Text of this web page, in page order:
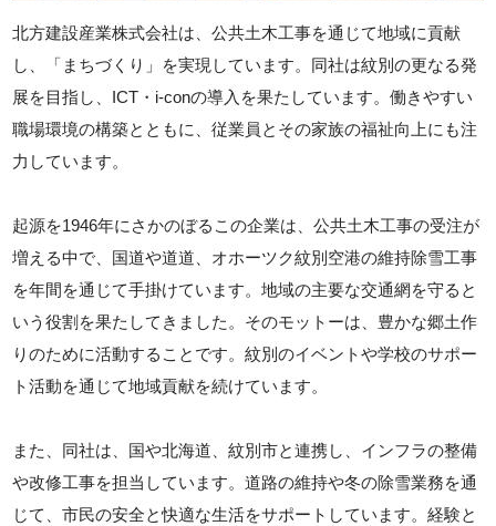
北方建設産業株式会社は、公共土木工事を通じて地域に貢献
し、「まちづくり」を実現しています。同社は紋別の更なる発
展を目指し、ICT・i-conの導入を果たしています。働きやすい
職場環境の構築とともに、従業員とその家族の福祉向上にも注
力しています。
起源を1946年にさかのぼるこの企業は、公共土木工事の受注が
増える中で、国道や道道、オホーツク紋別空港の維持除雪工事
を年間を通じて手掛けています。地域の主要な交通網を守ると
いう役割を果たしてきました。そのモットーは、豊かな郷土作
りのために活動することです。紋別のイベントや学校のサポー
ト活動を通じて地域貢献を続けています。
また、同社は、国や北海道、紋別市と連携し、インフラの整備
や改修工事を担当しています。道路の維持や冬の除雪業務を通
じて、市民の安全と快適な生活をサポートしています。経験と